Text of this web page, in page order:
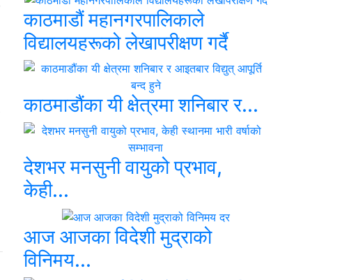
काठमाडौं महानगरपालिकाले
विद्यालयहरूको लेखापरीक्षण गर्दै
काठमाडौंका यी क्षेत्रमा शनिबार र...
देशभर मनसुनी वायुको प्रभाव,
केही...
आज आजका विदेशी मुद्राको
विनिमय...